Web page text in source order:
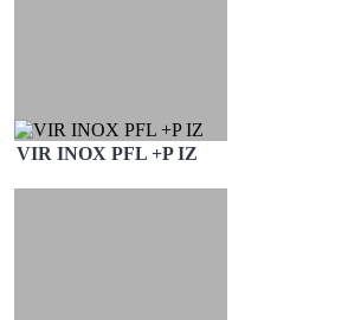
VIR INOX PFL +P IZ